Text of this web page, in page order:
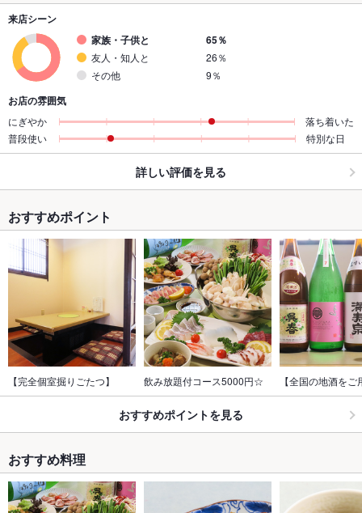
来店シーン
家族・子供と
65％
友人・知人と
26％
その他
9％
お店の雰囲気
にぎやか
落ち着いた
普段使い
特別な日
詳しい評価を見る
おすすめポイント
【完全個室掘りごたつ】 飲み放題付コース5000円☆ 【全国の地酒をご
おすすめポイントを見る
おすすめ料理